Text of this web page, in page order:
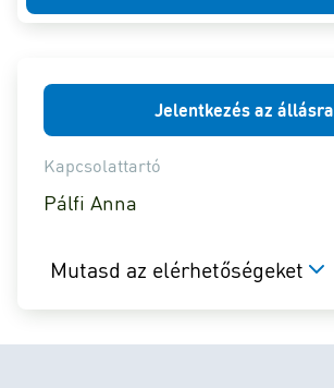
Jelentkezés az állásra
Kapcsolattartó
Pálfi Anna
Mutasd az elérhetőségeket